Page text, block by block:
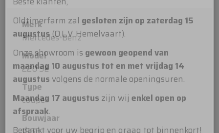
Merk
Mercedes-Benz
Model
220 SE
Type
coupe
Bouwjaar
Beste klanten,
Oldtimerfarm zalgesloten zijn op zaterdag 15
augustus (O.L.V. Hemelvaart).
Onze showroom isgewoon geopend van
maandag 10 augustus tot en met vrijdag 14
augustus
Maandag 17 augustuszijn wijenkel open op